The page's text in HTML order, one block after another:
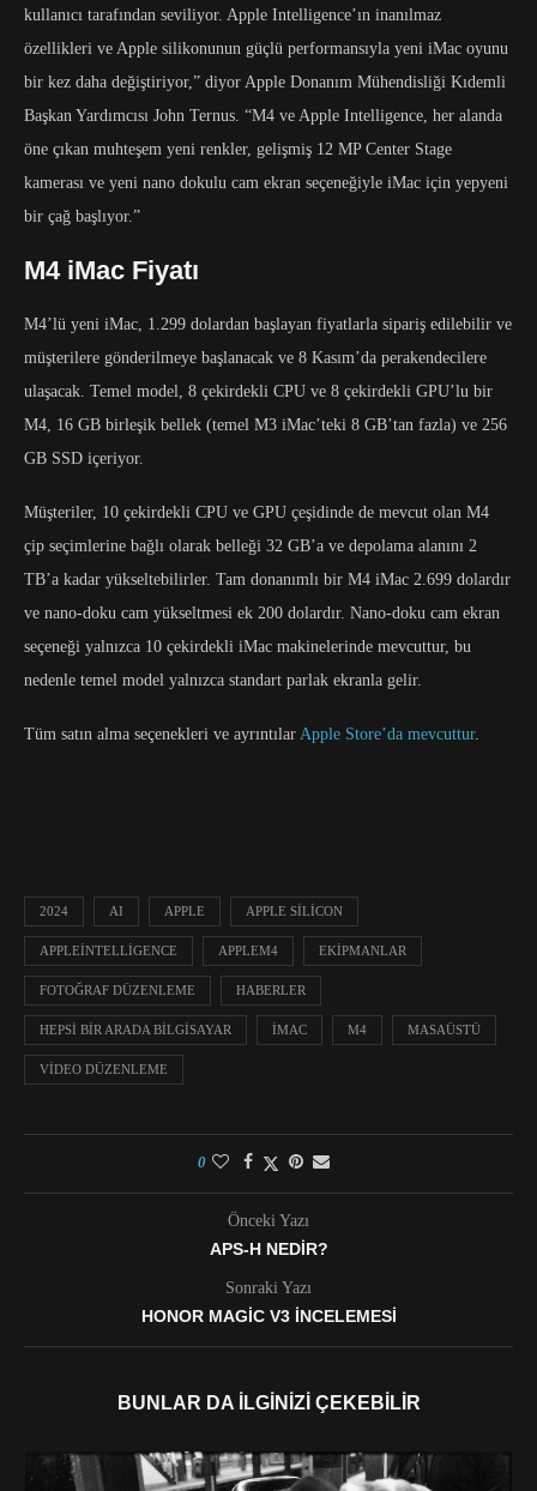
kullanıcı tarafından seviliyor. Apple Intelligence’ın inanılmaz
özellikleri ve Apple silikonunun güçlü performansıyla yeni iMac oyunu
bir kez daha değiştiriyor,” diyor Apple Donanım Mühendisliği Kıdemli
Başkan Yardımcısı John Ternus. “M4 ve Apple Intelligence, her alanda
öne çıkan muhteşem yeni renkler, gelişmiş 12 MP Center Stage
kamerası ve yeni nano dokulu cam ekran seçeneğiyle iMac için yepyeni
bir çağ başlıyor.”
M4 iMac Fiyatı
M4’lü yeni iMac, 1.299 dolardan başlayan fiyatlarla sipariş edilebilir ve
müşterilere gönderilmeye başlanacak ve 8 Kasım’da perakendecilere
ulaşacak. Temel model, 8 çekirdekli CPU ve 8 çekirdekli GPU’lu bir
M4, 16 GB birleşik bellek (temel M3 iMac’teki 8 GB’tan fazla) ve 256
GB SSD içeriyor.
Müşteriler, 10 çekirdekli CPU ve GPU çeşidinde de mevcut olan M4
çip seçimlerine bağlı olarak belleği 32 GB’a ve depolama alanını 2
TB’a kadar yükseltebilirler. Tam donanımlı bir M4 iMac 2.699 dolardır
ve nano-doku cam yükseltmesi ek 200 dolardır. Nano-doku cam ekran
seçeneği yalnızca 10 çekirdekli iMac makinelerinde mevcuttur, bu
nedenle temel model yalnızca standart parlak ekranla gelir.
Tüm satın alma seçenekleri ve ayrıntılar Apple Store’da mevcuttur.
2024 AI APPLE APPLE SILICON
APPLEINTELLIGENCE APPLEM4 EKIPMANLAR
FOTOĞRAF DÜZENLEME HABERLER
HEPSI BIR ARADA BILGISAYAR IMAC M4 MASAÜSTÜ
VIDEO DÜZENLEME
0
Önceki Yazı
APS-H NEDIR?
Sonraki Yazı
HONOR MAGIC V3 İNCELEMESI
BUNLAR DA İLGINIZI ÇEKEBILIR